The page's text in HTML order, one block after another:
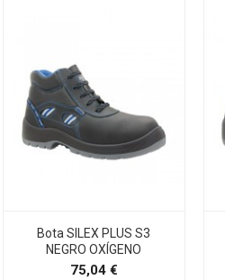
Bota SILEX PLUS S3
NEGRO OXÍGENO
75,04 €Precio